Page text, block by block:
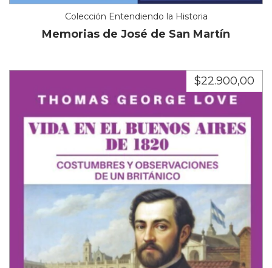
Colección Entendiendo la Historia
Memorias de José de San Martín
$22.900,00